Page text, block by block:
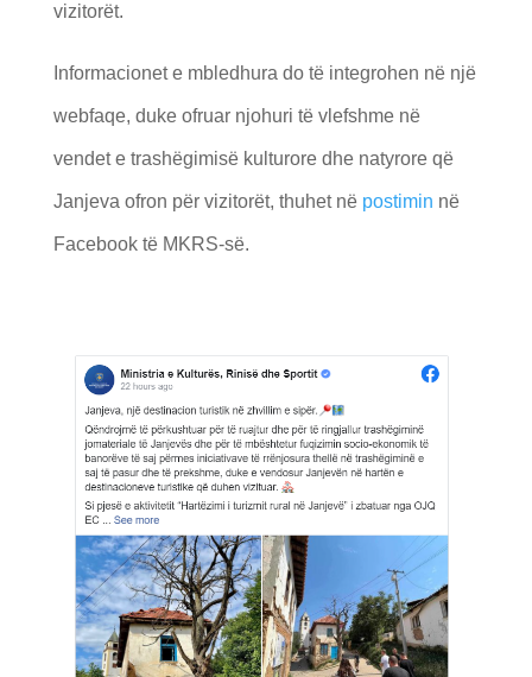
vizitorët.
Informacionet e mbledhura do të integrohen në një
webfaqe, duke ofruar njohuri të vlefshme në
vendet e trashëgimisë kulturore dhe natyrore që
Janjeva ofron për vizitorët, thuhet në postimin në
Facebook të MKRS-së.